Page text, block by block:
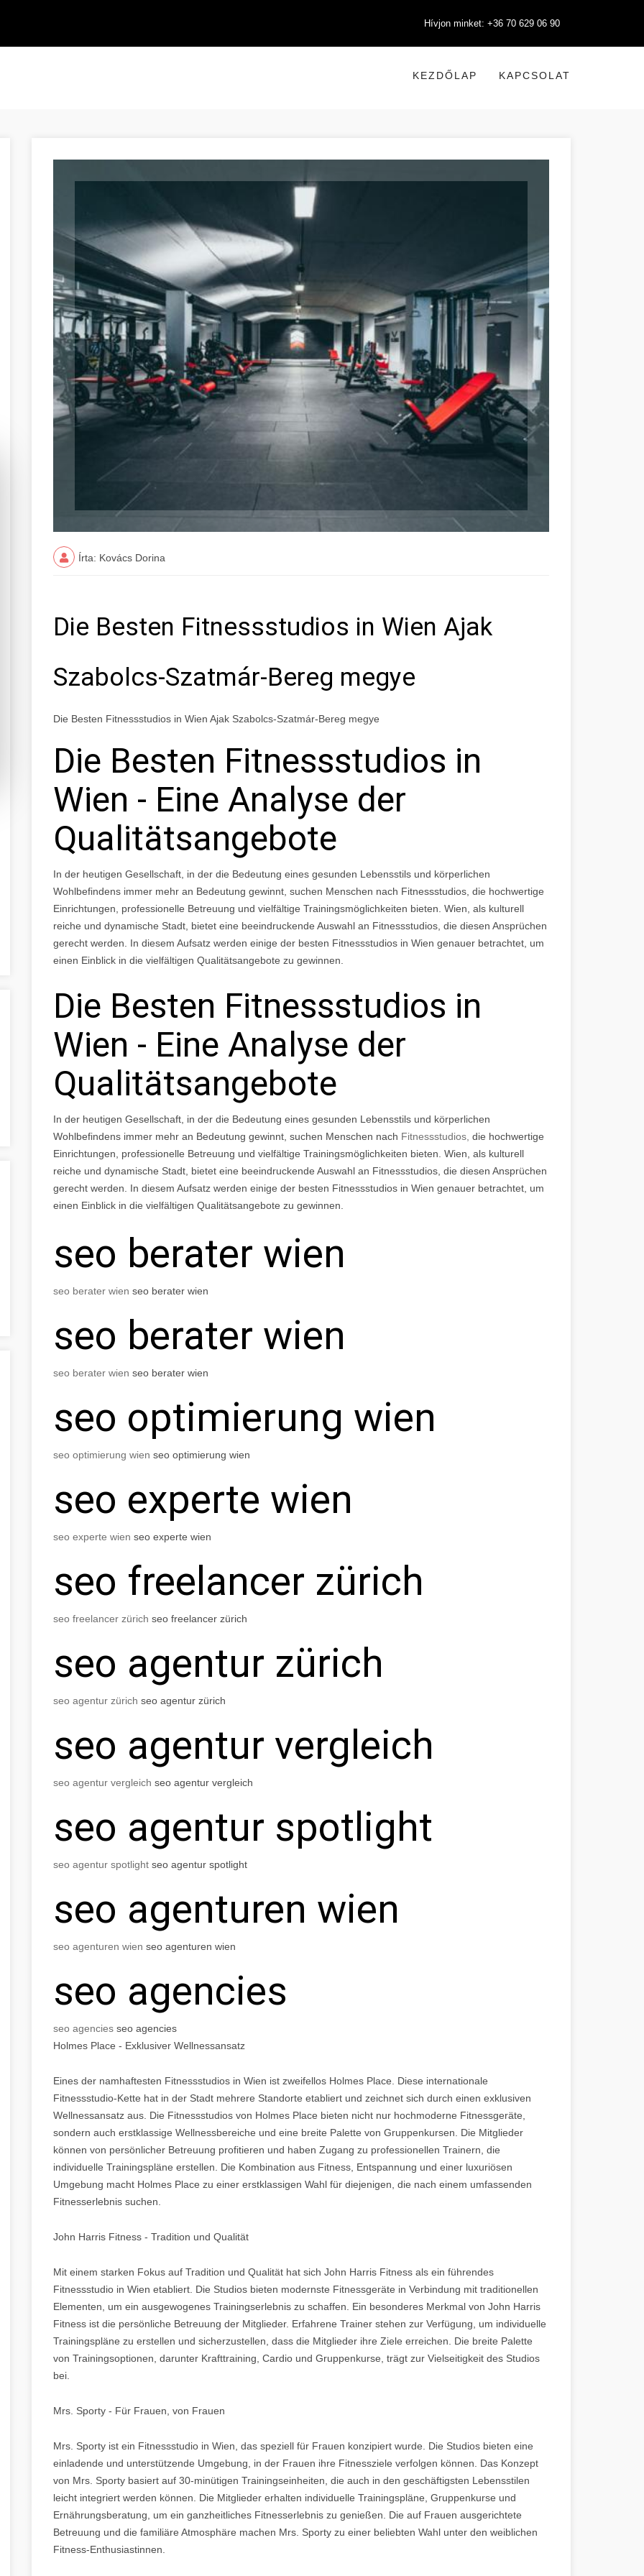
Hívjon minket: +36 70 629 06 90
KEZDŐLAP KAPCSOLAT
Írta: Kovács Dorina
Die Besten Fitnessstudios in Wien Ajak
Szabolcs-Szatmár-Bereg megye
Die Besten Fitnessstudios in Wien Ajak Szabolcs-Szatmár-Bereg megye
Die Besten Fitnessstudios in
Wien - Eine Analyse der
Qualitätsangebote
In der heutigen Gesellschaft, in der die Bedeutung eines gesunden Lebensstils und körperlichen
Wohlbefindens immer mehr an Bedeutung gewinnt, suchen Menschen nach Fitnessstudios, die hochwertige
Einrichtungen, professionelle Betreuung und vielfältige Trainingsmöglichkeiten bieten. Wien, als kulturell
reiche und dynamische Stadt, bietet eine beeindruckende Auswahl an Fitnessstudios, die diesen Ansprüchen
gerecht werden. In diesem Aufsatz werden einige der besten Fitnessstudios in Wien genauer betrachtet, um
einen Einblick in die vielfältigen Qualitätsangebote zu gewinnen.
Die Besten Fitnessstudios in
Wien - Eine Analyse der
Qualitätsangebote
In der heutigen Gesellschaft, in der die Bedeutung eines gesunden Lebensstils und körperlichen
Wohlbefindens immer mehr an Bedeutung gewinnt, suchen Menschen nach Fitnessstudios, die hochwertige
Einrichtungen, professionelle Betreuung und vielfältige Trainingsmöglichkeiten bieten. Wien, als kulturell
reiche und dynamische Stadt, bietet eine beeindruckende Auswahl an Fitnessstudios, die diesen Ansprüchen
gerecht werden. In diesem Aufsatz werden einige der besten Fitnessstudios in Wien genauer betrachtet, um
einen Einblick in die vielfältigen Qualitätsangebote zu gewinnen.
seo berater wien
seo berater wien seo berater wien
seo berater wien
seo berater wien seo berater wien
seo optimierung wien
seo optimierung wien seo optimierung wien
seo experte wien
seo experte wien seo experte wien
seo freelancer zürich
seo freelancer zürich seo freelancer zürich
seo agentur zürich
seo agentur zürich seo agentur zürich
seo agentur vergleich
seo agentur vergleich seo agentur vergleich
seo agentur spotlight
seo agentur spotlight seo agentur spotlight
seo agenturen wien
seo agenturen wien seo agenturen wien
seo agencies
seo agencies seo agencies
Holmes Place - Exklusiver Wellnessansatz
Eines der namhaftesten Fitnessstudios in Wien ist zweifellos Holmes Place. Diese internationale
Fitnessstudio-Kette hat in der Stadt mehrere Standorte etabliert und zeichnet sich durch einen exklusiven
Wellnessansatz aus. Die Fitnessstudios von Holmes Place bieten nicht nur hochmoderne Fitnessgeräte,
sondern auch erstklassige Wellnessbereiche und eine breite Palette von Gruppenkursen. Die Mitglieder
können von persönlicher Betreuung profitieren und haben Zugang zu professionellen Trainern, die
individuelle Trainingspläne erstellen. Die Kombination aus Fitness, Entspannung und einer luxuriösen
Umgebung macht Holmes Place zu einer erstklassigen Wahl für diejenigen, die nach einem umfassenden
Fitnesserlebnis suchen.
John Harris Fitness - Tradition und Qualität
Mit einem starken Fokus auf Tradition und Qualität hat sich John Harris Fitness als ein führendes
Fitnessstudio in Wien etabliert. Die Studios bieten modernste Fitnessgeräte in Verbindung mit traditionellen
Elementen, um ein ausgewogenes Trainingserlebnis zu schaffen. Ein besonderes Merkmal von John Harris
Fitness ist die persönliche Betreuung der Mitglieder. Erfahrene Trainer stehen zur Verfügung, um individuelle
Trainingspläne zu erstellen und sicherzustellen, dass die Mitglieder ihre Ziele erreichen. Die breite Palette
von Trainingsoptionen, darunter Krafttraining, Cardio und Gruppenkurse, trägt zur Vielseitigkeit des Studios
bei.
Mrs. Sporty - Für Frauen, von Frauen
Mrs. Sporty ist ein Fitnessstudio in Wien, das speziell für Frauen konzipiert wurde. Die Studios bieten eine
einladende und unterstützende Umgebung, in der Frauen ihre Fitnessziele verfolgen können. Das Konzept
von Mrs. Sporty basiert auf 30-minütigen Trainingseinheiten, die auch in den geschäftigsten Lebensstilen
leicht integriert werden können. Die Mitglieder erhalten individuelle Trainingspläne, Gruppenkurse und
Ernährungsberatung, um ein ganzheitliches Fitnesserlebnis zu genießen. Die auf Frauen ausgerichtete
Betreuung und die familiäre Atmosphäre machen Mrs. Sporty zu einer beliebten Wahl unter den weiblichen
Fitness-Enthusiastinnen.